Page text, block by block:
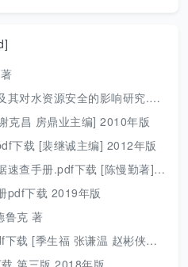
安全的影响研究.pdf 胡光伟 著 2017年版
克昌 房鼎业主编] 2010年版
下载 [裴继诚主编] 2012年版
手册.pdf下载 [陈慢勤著] 2010年版
pdf下载 2019年版
鲁克 著
生福 张谦温 赵彬侠编] 2011年版
第三版 2018年版